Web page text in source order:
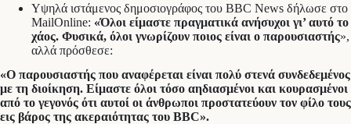
Υψηλά ιστάμενος δημοσιογράφος του BBC News δήλωσε στο
MailOnline: «Όλοι είμαστε πραγματικά ανήσυχοι γι’ αυτό το
χάος. Φυσικά, όλοι γνωρίζουν ποιος είναι ο παρουσιαστής»,
αλλά πρόσθεσε:
«Ο παρουσιαστής που αναφέρεται είναι πολύ στενά συνδεδεμένος
με τη διοίκηση. Είμαστε όλοι τόσο αηδιασμένοι και κουρασμένοι
από το γεγονός ότι αυτοί οι άνθρωποι προστατεύουν τον φίλο τους
εις βάρος της ακεραιότητας του BBC».